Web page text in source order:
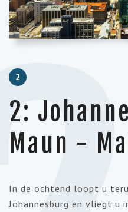
2
2:
Maun -
In de ochtend loopt u
Johannesburg en vliegt u